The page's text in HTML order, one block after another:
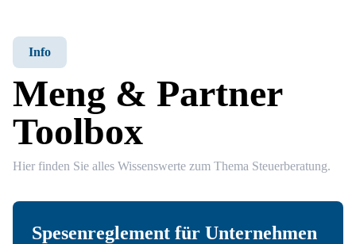
Info
Meng & Partner
Toolbox
Hier finden Sie alles Wissenswerte zum Thema Steuerberatung.
Spesenreglement für Unternehmen